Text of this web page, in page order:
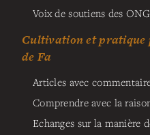
Voix de soutiens des
Cultivation et
de Fa
Articles avec
Comprendre avec la
Echanges sur la manière